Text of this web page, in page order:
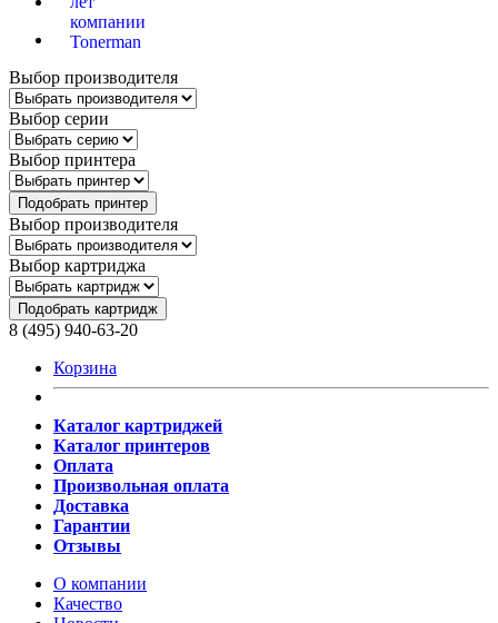
Выбор производителя
Выбор серии
Выбор принтера
Подобрать принтер
Выбор производителя
Выбор картриджа
Подобрать картридж
8 (495) 940-63-20
Корзина
Каталог картриджей
Каталог принтеров
Оплата
Произвольная оплата
Доставка
Гарантии
Отзывы
О компании
Качество